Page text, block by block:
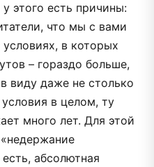
этого есть причины:
что мы с вами
в которых
– гораздо больше,
виду даже не столько
в целом, ту
много лет. Для этой
абсолютная